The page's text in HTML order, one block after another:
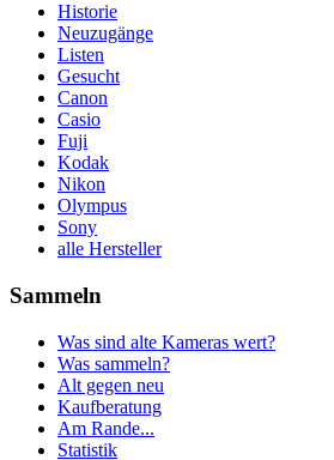
Historie
Neuzugänge
Listen
Gesucht
Canon
Casio
Fuji
Kodak
Nikon
Olympus
Sony
alle Hersteller
Sammeln
Was sind alte Kameras wert?
Was sammeln?
Alt gegen neu
Kaufberatung
Am Rande...
Statistik